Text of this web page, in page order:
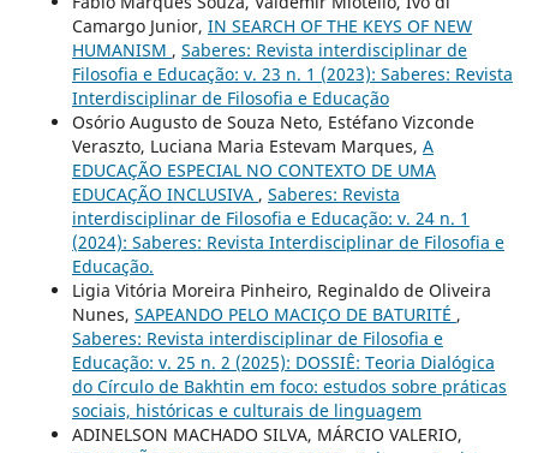
Camargo Junior, IN SEARCH OF THE KEYS OF NEW
HUMANISM , Saberes: Revista interdisciplinar de
Filosofia e Educação: v. 23 n. 1 (2023): Saberes: Revista
Interdisciplinar de Filosofia e Educação
Osório Augusto de Souza Neto, Estéfano Vizconde
Veraszto, Luciana Maria Estevam Marques, A
EDUCAÇÃO ESPECIAL NO CONTEXTO DE UMA
EDUCAÇÃO INCLUSIVA , Saberes: Revista
interdisciplinar de Filosofia e Educação: v. 24 n. 1
(2024): Saberes: Revista Interdisciplinar de Filosofia e
Educação.
Ligia Vitória Moreira Pinheiro, Reginaldo de Oliveira
Nunes, SAPEANDO PELO MACIÇO DE BATURITÉ ,
Saberes: Revista interdisciplinar de Filosofia e
Educação: v. 25 n. 2 (2025): DOSSIÊ: Teoria Dialógica
do Círculo de Bakhtin em foco: estudos sobre práticas
sociais, históricas e culturais de linguagem
ADINELSON MACHADO SILVA, MÁRCIO VALERIO,